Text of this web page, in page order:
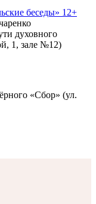
беседы» 12+
духовного
1, зале №12)
«Сбор» (ул.